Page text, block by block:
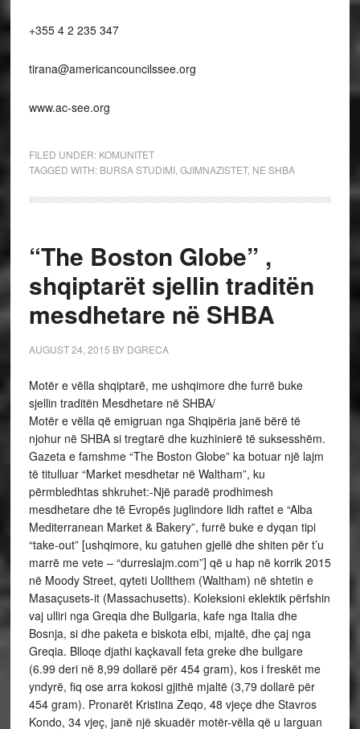
+355 4 2 235 347
tirana@americancouncilssee.org
www.ac-see.org
FILED UNDER: KOMUNITET
TAGGED WITH: BURSA STUDIMI, GJIMNAZISTET, NE SHBA
“The Boston Globe” ,
shqiptarët sjellin traditën
mesdhetare në SHBA
AUGUST 24, 2015 BY DGRECA
Motër e vëlla shqiptarë, me ushqimore dhe furrë buke
sjellin traditën Mesdhetare në SHBA/
Motër e vëlla që emigruan nga Shqipëria janë bërë të
njohur në SHBA si tregtarë dhe kuzhinierë të suksesshëm.
Gazeta e famshme “The Boston Globe” ka botuar një lajm
të titulluar “Market mesdhetar në Waltham”, ku
përmbledhtas shkruhet:-Një paradë prodhimesh
mesdhetare dhe të Evropës juglindore lidh raftet e “Alba
Mediterranean Market & Bakery”, furrë buke e dyqan tipi
“take-out” [ushqimore, ku gatuhen gjellë dhe shiten për t’u
marrë me vete – “durreslajm.com”] që u hap në korrik 2015
në Moody Street, qyteti Uollthem (Waltham) në shtetin e
Masaçusets-it (Massachusetts). Koleksioni eklektik përfshin
vaj ulliri nga Greqia dhe Bullgaria, kafe nga Italia dhe
Bosnja, si dhe paketa e biskota elbi, mjaltë, dhe çaj nga
Greqia. Blloqe djathi kaçkavall feta greke dhe bullgare
(6.99 deri në 8,99 dollarë për 454 gram), kos i freskët me
yndyrë, fiq ose arra kokosi gjithë mjaltë (3,79 dollarë për
454 gram). Pronarët Kristina Zeqo, 48 vjeçe dhe Stavros
Kondo, 34 vjeç, janë një skuadër motër-vëlla që u larguan